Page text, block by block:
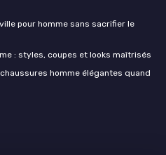
pour homme sans sacrifier le
: styles, coupes et looks maîtrisés
homme élégantes quand